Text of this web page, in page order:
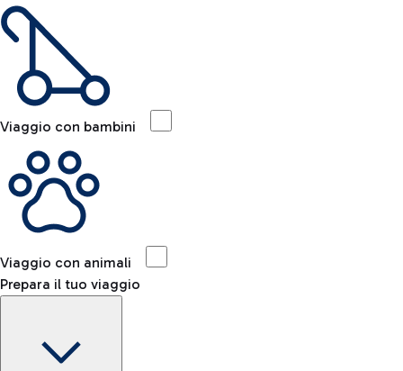
Viaggio con bambini
Viaggio con animali
Prepara il tuo viaggio